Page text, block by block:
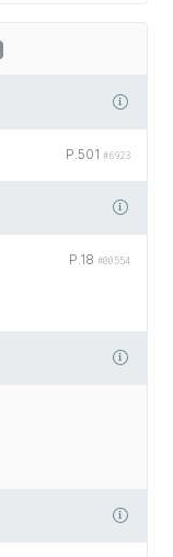
P.501 #6923
P.18 #00554